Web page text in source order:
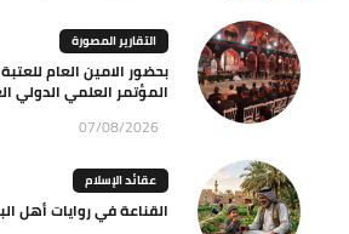
التقارير المصورة
بحضور الامين العام
المؤتمر العلمي الدولي
07/08/2026
عقائد الإسلام
القناعة في روايات أهل